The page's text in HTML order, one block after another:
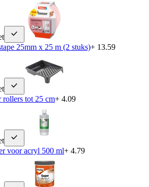
25mm x 25 m (2 stuks)+ 13.59
tot 25 cm+ 4.09
voor acryl 500 ml+ 4.79